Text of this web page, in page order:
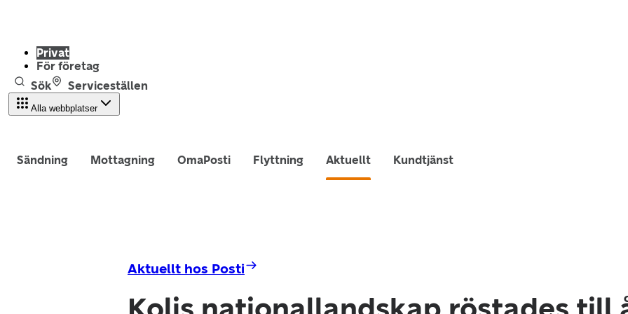
Privat
För företag
Sök
Serviceställen
Alla webbplatser
Sändning Mottagning OmaPosti Flyttning Aktuellt Kundtjänst
Aktuellt hos Posti